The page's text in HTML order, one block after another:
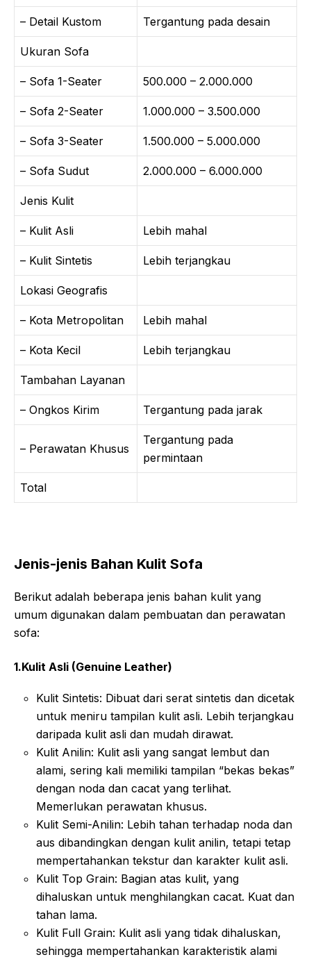
– Detail Kustom Tergantung pada desain
Ukuran Sofa
– Sofa 1-Seater 500.000 – 2.000.000
– Sofa 2-Seater 1.000.000 – 3.500.000
– Sofa 3-Seater 1.500.000 – 5.000.000
– Sofa Sudut 2.000.000 – 6.000.000
Jenis Kulit
– Kulit Asli Lebih mahal
– Kulit Sintetis Lebih terjangkau
Lokasi Geografis
– Kota Metropolitan Lebih mahal
– Kota Kecil Lebih terjangkau
Tambahan Layanan
– Ongkos Kirim Tergantung pada jarak
– Perawatan Khusus
Tergantung pada
permintaan
Total
Jenis-jenis Bahan Kulit Sofa
Berikut adalah beberapa jenis bahan kulit yang
umum digunakan dalam pembuatan dan perawatan
sofa:
1.Kulit Asli (Genuine Leather)
Kulit Sintetis: Dibuat dari serat sintetis dan dicetak
untuk meniru tampilan kulit asli. Lebih terjangkau
daripada kulit asli dan mudah dirawat.
Kulit Anilin: Kulit asli yang sangat lembut dan
alami, sering kali memiliki tampilan “bekas bekas”
dengan noda dan cacat yang terlihat.
Memerlukan perawatan khusus.
Kulit Semi-Anilin: Lebih tahan terhadap noda dan
aus dibandingkan dengan kulit anilin, tetapi tetap
mempertahankan tekstur dan karakter kulit asli.
Kulit Top Grain: Bagian atas kulit, yang
dihaluskan untuk menghilangkan cacat. Kuat dan
tahan lama.
Kulit Full Grain: Kulit asli yang tidak dihaluskan,
sehingga mempertahankan karakteristik alami